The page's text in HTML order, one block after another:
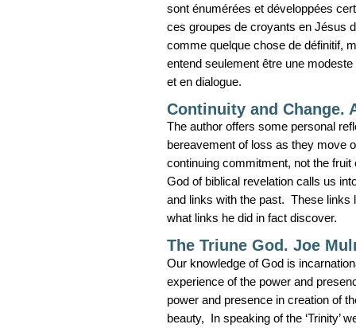
sont énumérées et développées
ces groupes de croyants en Jésus
comme quelque chose de définitif,
entend seulement être une
et en dialogue.
Continuity and Change.
The author offers some personal
bereavement of loss as they move
continuing commitment, not the
God of biblical revelation calls us
and links with the past. These
what links he did in fact discover.
The Triune God. Joe
Our knowledge of God is
experience of the power and
power and presence in creation of
beauty, In speaking of the ‘Trinity’